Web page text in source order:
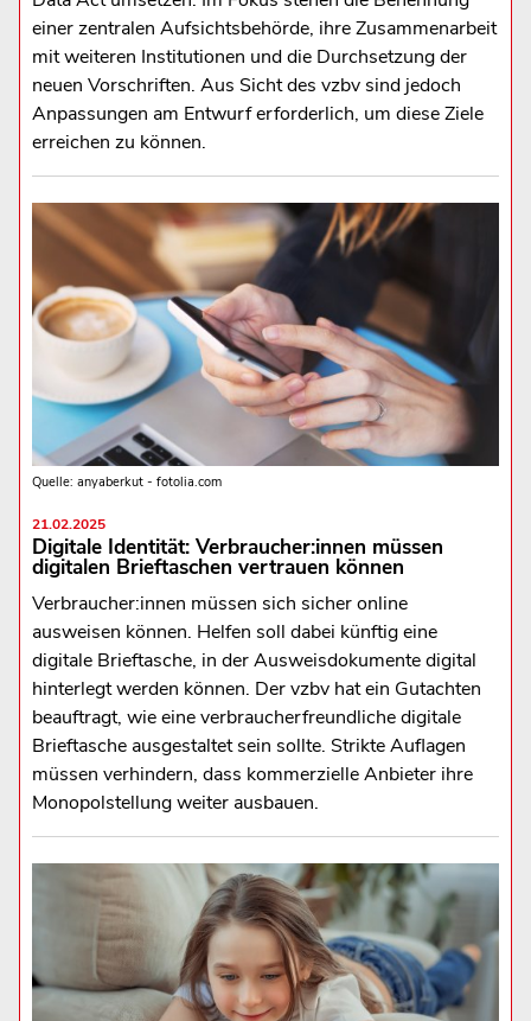
einer zentralen Aufsichtsbehörde, ihre Zusammenarbeit
mit weiteren Institutionen und die Durchsetzung der
neuen Vorschriften. Aus Sicht des vzbv sind jedoch
Anpassungen am Entwurf erforderlich, um diese Ziele
erreichen zu können.
Quelle: anyaberkut - fotolia.com
21.02.2025
Digitale Identität: Verbraucher:innen müssen
digitalen Brieftaschen vertrauen können
Verbraucher:innen müssen sich sicher online
ausweisen können. Helfen soll dabei künftig eine
digitale Brieftasche, in der Ausweisdokumente digital
hinterlegt werden können. Der vzbv hat ein Gutachten
beauftragt, wie eine verbraucherfreundliche digitale
Brieftasche ausgestaltet sein sollte. Strikte Auflagen
müssen verhindern, dass kommerzielle Anbieter ihre
Monopolstellung weiter ausbauen.